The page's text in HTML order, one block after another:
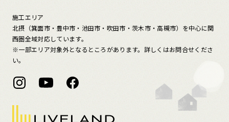
施工エリア
北摂（箕面市・豊中市・池田市・吹田市・茨木市・高槻市）を中心に関
西圏全域対応しています。
※一部エリア対象外となるところがあります。詳しくはお問合せくださ
い。